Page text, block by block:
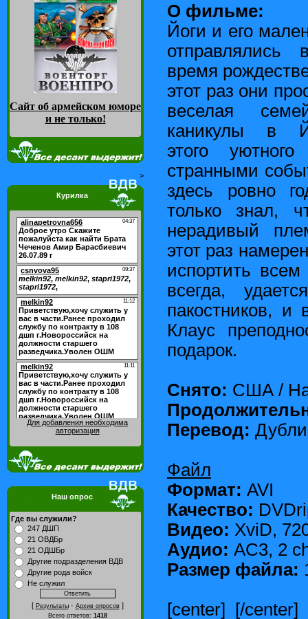
Сайт об армейском юморе
и не только!
>
Курилка
Для добавления необходима
авторизация
Наш опрос
Где вы служили?
247 ДШП
21 ОВДБр
21 ОДШБр
Другие подразделения ВДВ
Другие рода войск
Не служил
[ Результаты· Архив опросов]
Всего ответов: 1418
О фильме:
Йоги и его
время
этот раз они
веселая
каникулы в
этого
странными
здесь ровно
только знал,
нерадивый
этот раз
испортить
всегда,
пакостников, и
Клаус
подарок.
Снято: США /
Перевод:
Файл
Формат: AVI
Качество:
Видео: XviD,
Аудио: AC3, 2
Размер файла:
[center] [/center]